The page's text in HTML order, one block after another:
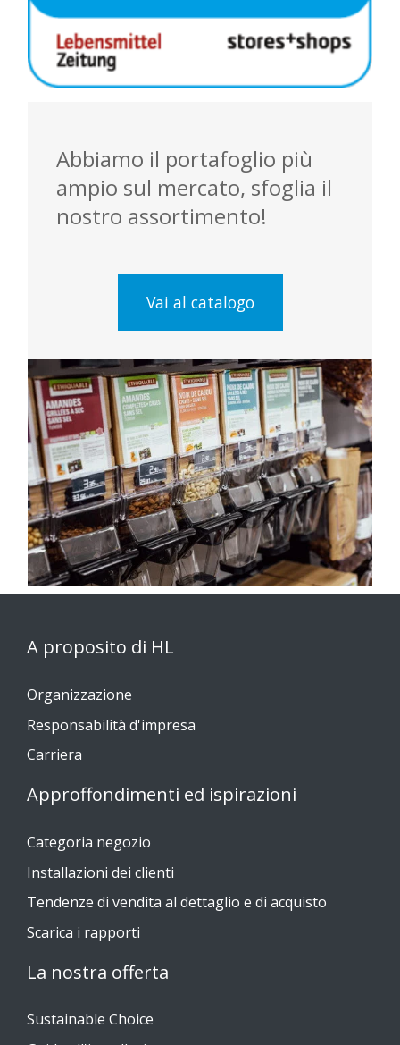
Abbiamo il portafoglio più
ampio sul mercato, sfoglia il
nostro assortimento!
Vai al catalogo
A proposito di HL
Organizzazione
Responsabilità d'impresa
Carriera
Approffondimenti ed ispirazioni
Categoria negozio
Installazioni dei clienti
Tendenze di vendita al dettaglio e di acquisto
Scarica i rapporti
La nostra offerta
Sustainable Choice